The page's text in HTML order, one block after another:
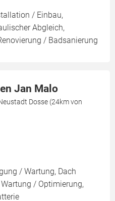
/ Einbau,
Abgleich,
/ Badsanierung
Jan Malo
Dosse (24km von
/ Wartung, Dach
/ Optimierung,